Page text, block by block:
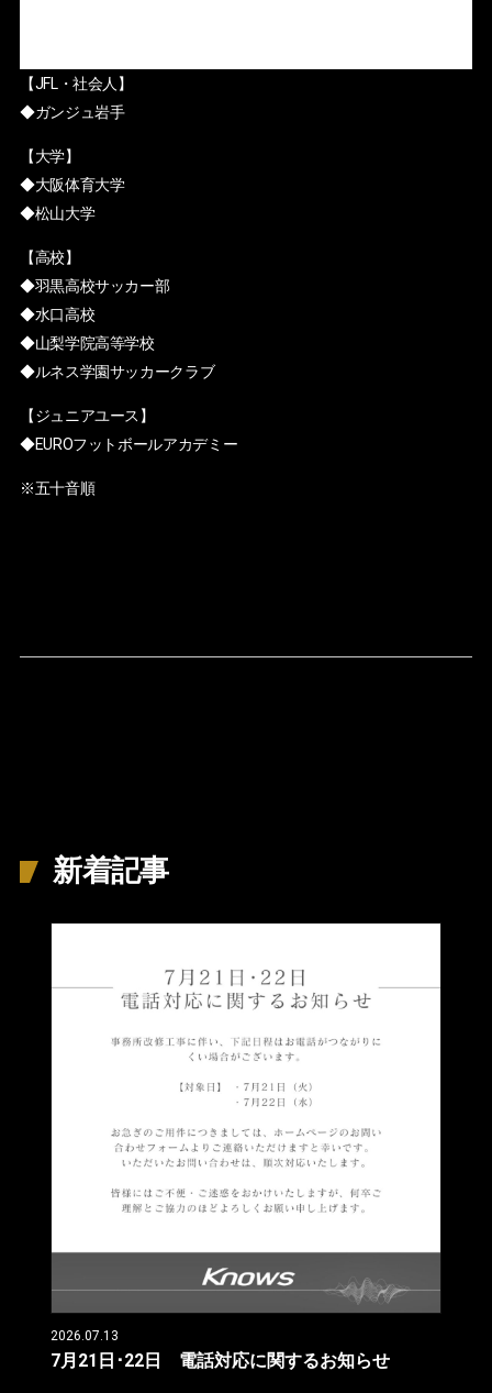
【JFL・社会人】
◆ガンジュ岩手
【大学】
◆大阪体育大学
◆松山大学
【高校】
◆羽黒高校サッカー部
◆水口高校
◆山梨学院高等学校
◆ルネス学園サッカークラブ
【ジュニアユース】
◆EUROフットボールアカデミー
※五十音順
新着記事
2026.07.13
7月21日･22日 電話対応に関するお知らせ